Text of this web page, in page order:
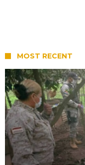
MOST RECENT